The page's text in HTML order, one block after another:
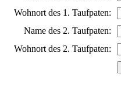
Wohnort des 1. Taufpaten:
Name des 2. Taufpaten:
Wohnort des 2. Taufpaten: